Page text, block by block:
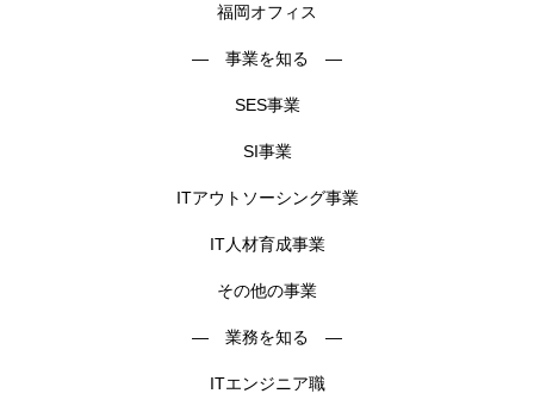
福岡オフィス
― 事業を知る ―
SES事業
SI事業
ITアウトソーシング事業
IT人材育成事業
その他の事業
― 業務を知る ―
ITエンジニア職